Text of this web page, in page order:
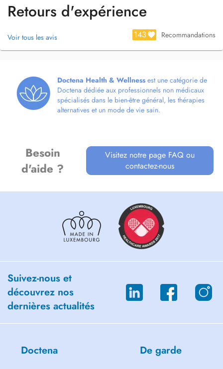
Je suis disponible pour dispenser une aide adaptée à toute personne
intéressée quel que soit son âge et en fonction de son objectif.
Retours d'expérience
Voir tous les avis 143 Recommandations
Doctena Health & Wellness est une catégorie de
Doctena dédiée aux professionnels non médicaux
spécialisés dans le bien-être général, les thérapies
alternatives et un mode de vie sain.
Besoin
d'aide ?
Visitez notre page FAQ ou
contactez-nous
Suivez-nous et
découvrez nos
dernières actualités
Doctena De garde